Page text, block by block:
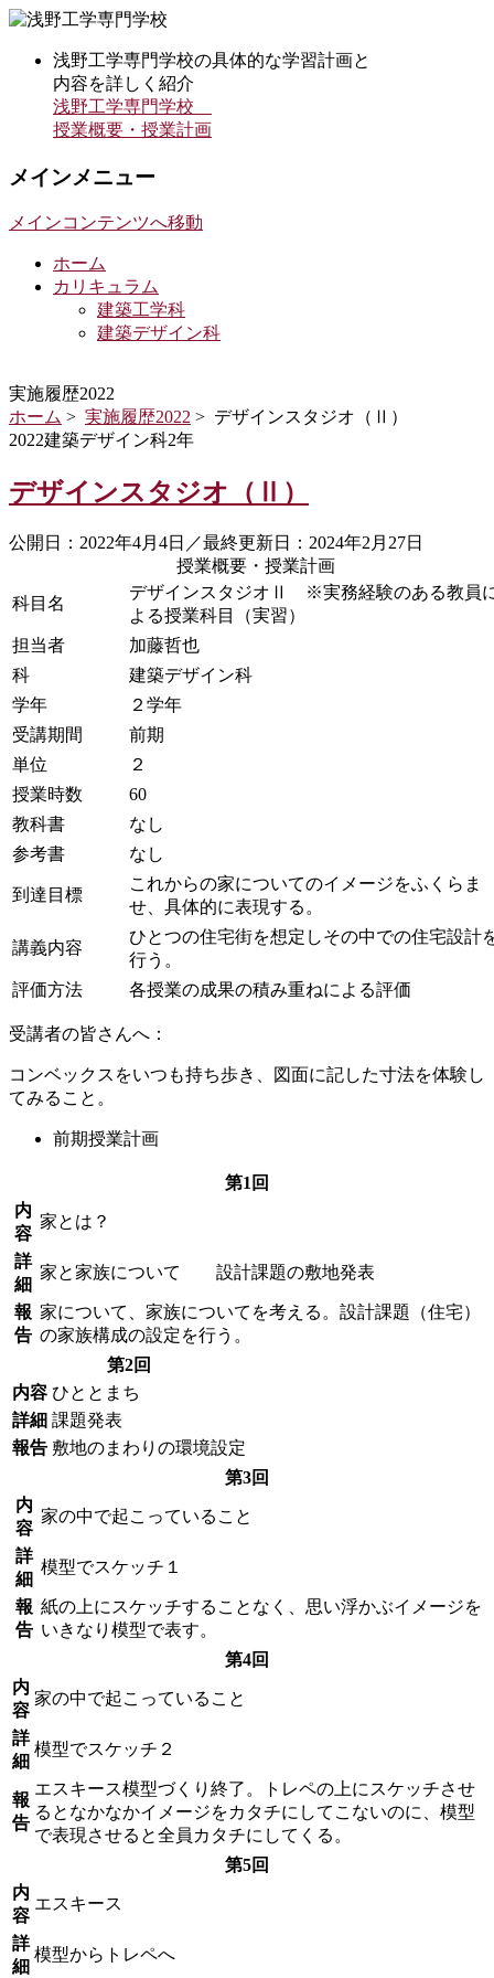
浅野工学専門学校の具体的な学習計画と
内容を詳しく紹介
浅野工学専門学校
授業概要・授業計画
メインメニュー
メインコンテンツへ移動
ホーム
カリキュラム
建築工学科
建築デザイン科
実施履歴2022
ホーム > 実施履歴2022 > デザインスタジオ（Ⅱ）
2022建築デザイン科2年
デザインスタジオ（Ⅱ）
公開日：2022年4月4日／最終更新日：2024年2月27日
授業概要・授業計画
科目名
デザインスタジオⅡ ※実務経験のある教員
よる授業科目（実習）
担当者
加藤哲也
科
建築デザイン科
学年
２学年
受講期間
前期
単位
２
授業時数
60
教科書
なし
参考書
なし
到達目標
これからの家についてのイメージをふくらま
せ、具体的に表現する。
講義内容
ひとつの住宅街を想定しその中での住宅設計
行う。
評価方法
各授業の成果の積み重ねによる評価
受講者の皆さんへ：
コンベックスをいつも持ち歩き、図面に記した寸法を体験し
てみること。
前期授業計画
第1回
内
容
家とは？
詳
細
家と家族について 設計課題の敷地発表
報
告
家について、家族についてを考える。設計課題（住宅）
の家族構成の設定を行う。
第2回
内容 ひととまち
詳細 課題発表
報告 敷地のまわりの環境設定
第3回
内
容
家の中で起こっていること
詳
細
模型でスケッチ１
報
告
紙の上にスケッチすることなく、思い浮かぶイメージを
いきなり模型で表す。
第4回
内
容
家の中で起こっていること
詳
細
模型でスケッチ２
報
告
エスキース模型づくり終了。トレペの上にスケッチさせ
るとなかなかイメージをカタチにしてこないのに、模型
で表現させると全員カタチにしてくる。
第5回
内
容
エスキース
詳
細
模型からトレペへ